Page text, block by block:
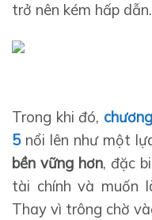
trở nên kém hấp dẫn.
Trong khi đó,
5nổi lên như một
bền vững hơn, đặc
tài chính và muốn
Thay vì trông chờ